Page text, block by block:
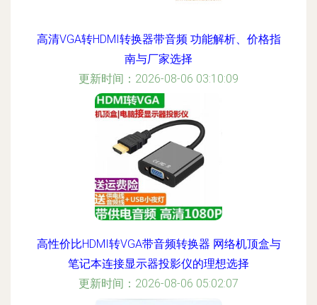
高清VGA转HDMI转换器带音频 功能解析、价格指
南与厂家选择
更新时间：2026-08-06 03:10:09
高性价比HDMI转VGA带音频转换器 网络机顶盒与
笔记本连接显示器投影仪的理想选择
更新时间：2026-08-06 05:02:07